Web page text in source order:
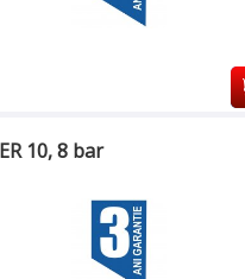
10, 8 bar